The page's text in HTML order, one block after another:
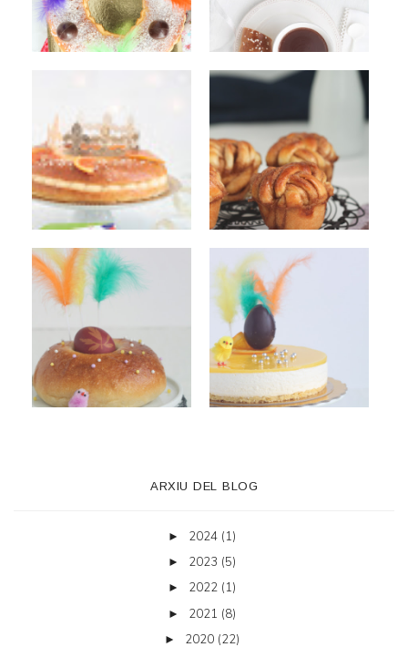
ARXIU DEL BLOG
► 2024 (1)
► 2023 (5)
► 2022 (1)
► 2021 (8)
► 2020 (22)